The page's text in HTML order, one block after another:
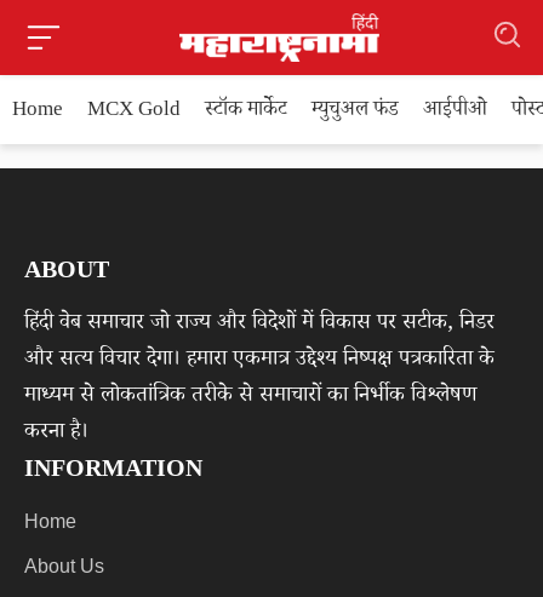
Home MCX Gold स्टॉक मार्केट म्युचुअल फंड आईपीओ
ABOUT
हिंदी वेब समाचार जो राज्य और विदेशों में विकास पर सटीक, निडर
और सत्य विचार देगा। हमारा एकमात्र उद्देश्य निष्पक्ष पत्रकारिता के
माध्यम से लोकतांत्रिक तरीके से समाचारों का निर्भीक विश्लेषण
करना है।
INFORMATION
Home
About Us